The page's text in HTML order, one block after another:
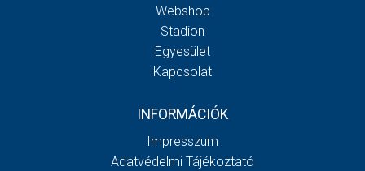
Webshop
Stadion
Egyesület
Kapcsolat
INFORMÁCIÓK
Impresszum
Adatvédelmi Tájékoztató